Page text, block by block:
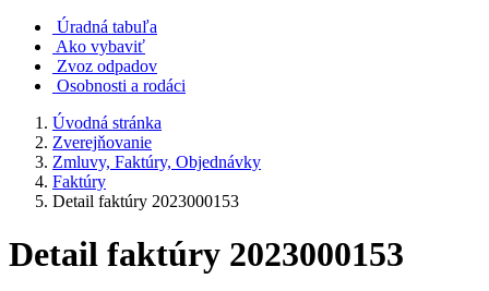
Úradná tabuľa
Ako vybaviť
Zvoz odpadov
Osobnosti a rodáci
Úvodná stránka
Zverejňovanie
Zmluvy, Faktúry, Objednávky
Faktúry
Detail faktúry 2023000153
Detail faktúry 2023000153